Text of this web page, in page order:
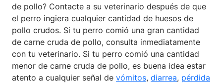
de pollo? Contacte a su veterinario después de que
el perro ingiera cualquier cantidad de huesos de
pollo crudos. Si tu perro comió una gran cantidad
de carne cruda de pollo, consulta inmediatamente
con tu veterinario. Si tu perro comió una cantidad
menor de carne cruda de pollo, es buena idea estar
atento a cualquier señal de vómitos, diarrea, pérdida